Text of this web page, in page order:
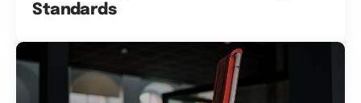
Standards